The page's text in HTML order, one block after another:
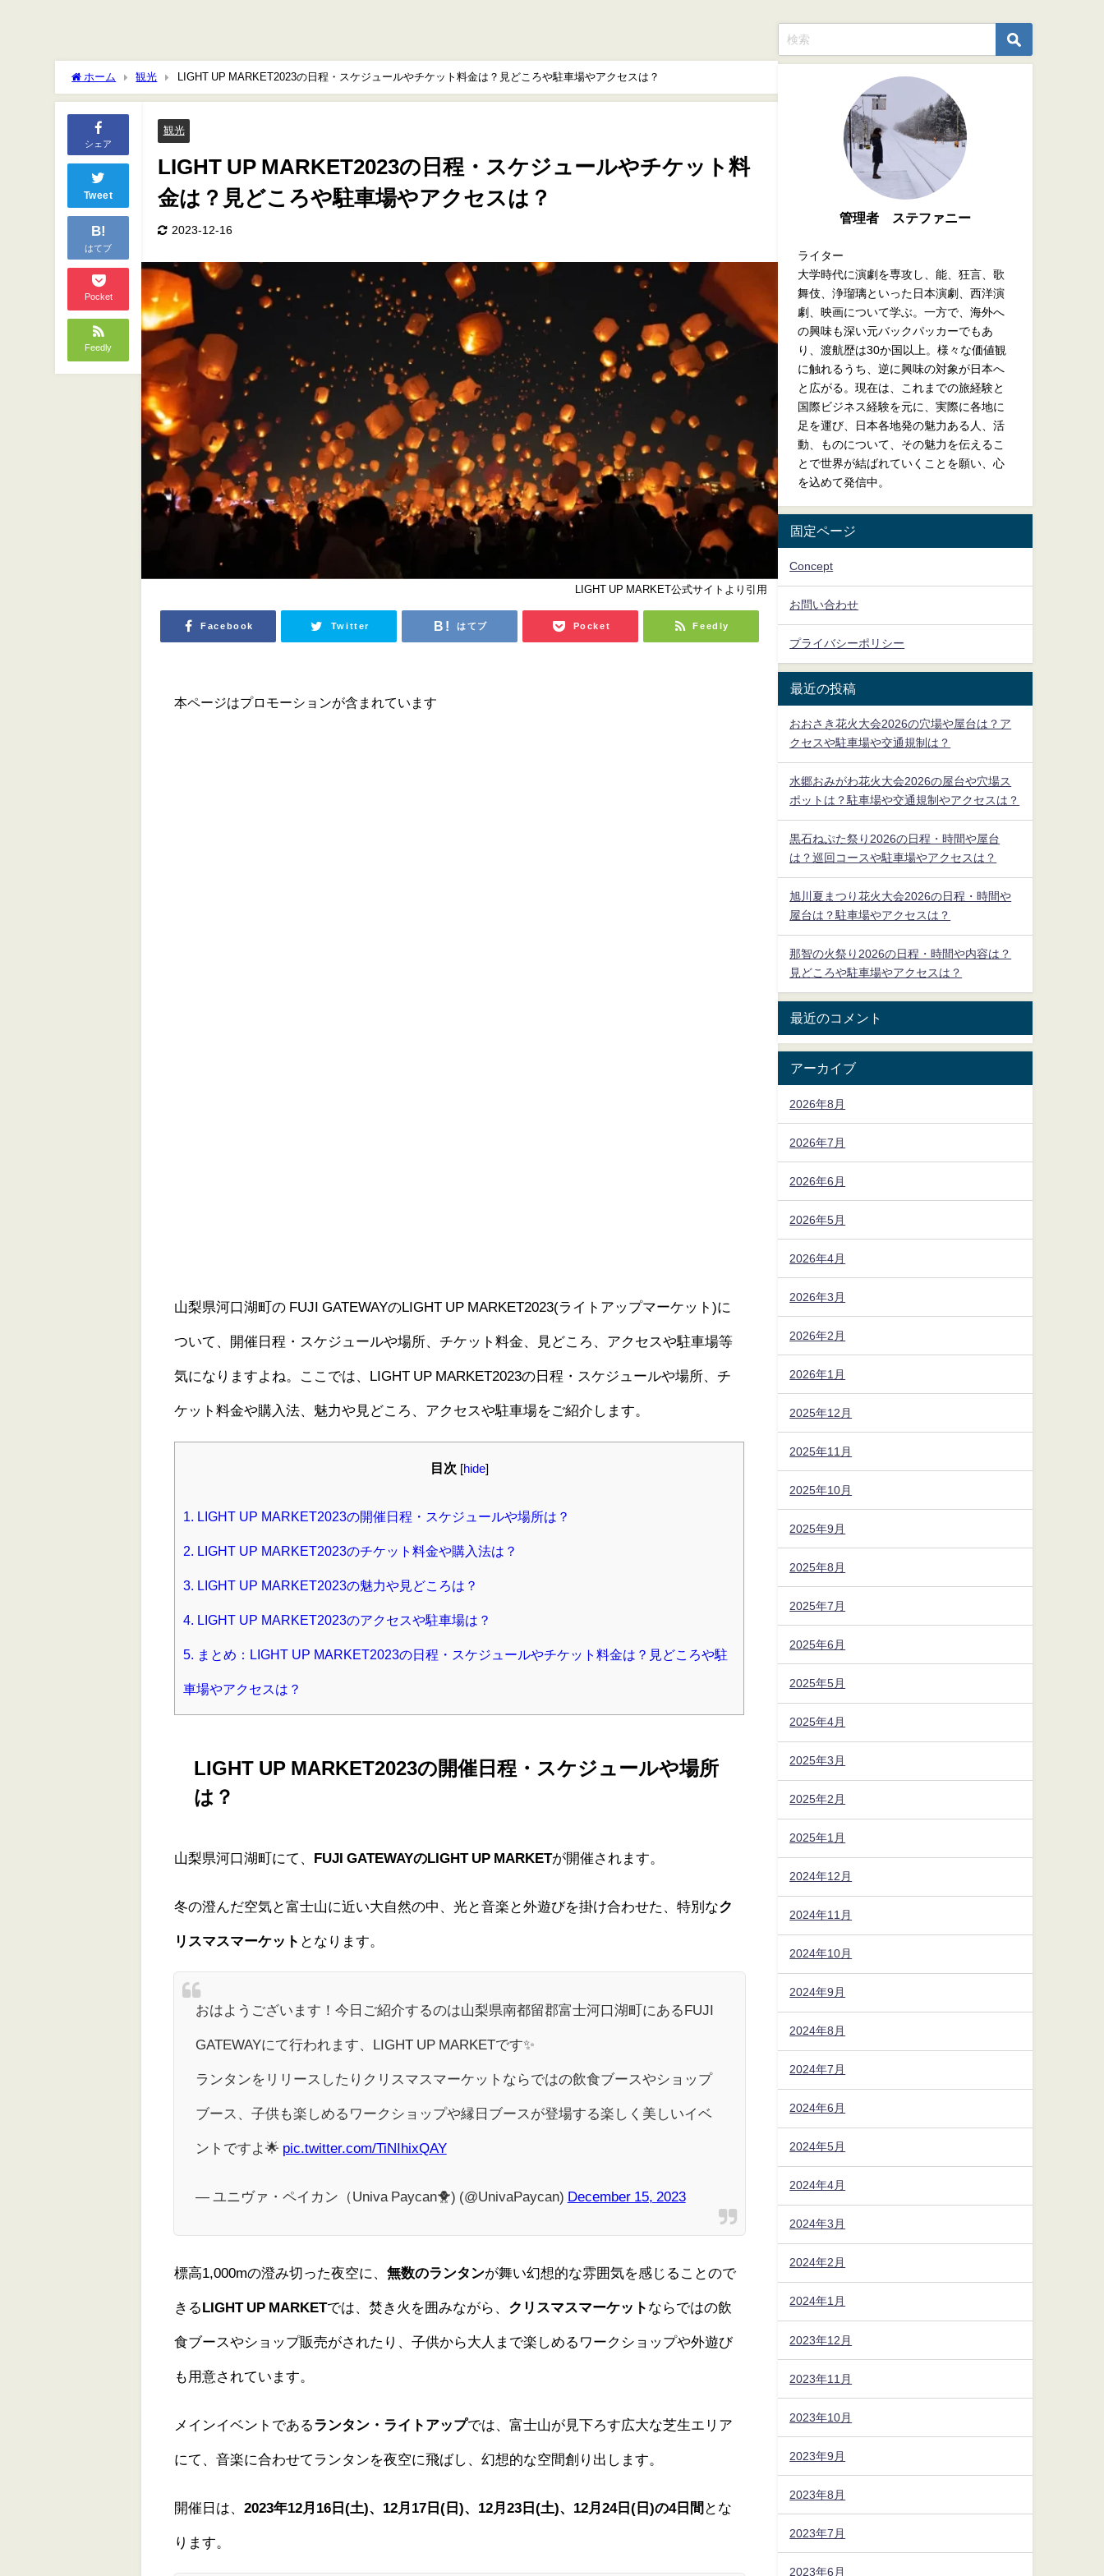
ホーム 観光 LIGHT UP MARKET2023の日程・スケジュールやチケット料金は？見どころや駐車場やアクセスは？
シェア
Tweet
B!
はてブ
Pocket
Feedly
観光
LIGHT UP MARKET2023の日程・スケジュールやチケット料
金は？見どころや駐車場やアクセスは？
2023-12-16
LIGHT UP MARKET公式サイトより引用
Facebook Twitter はてブ Pocket Feedly
本ページはプロモーションが含まれています
山梨県河口湖町の FUJI GATEWAYのLIGHT UP MARKET2023(ライトアップマーケット)に
ついて、開催日程・スケジュールや場所、チケット料金、見どころ、アクセスや駐車場等
気になりますよね。ここでは、LIGHT UP MARKET2023の日程・スケジュールや場所、チ
ケット料金や購入法、魅力や見どころ、アクセスや駐車場をご紹介します。
目次 [hide]
1. LIGHT UP MARKET2023の開催日程・スケジュールや場所は？
2. LIGHT UP MARKET2023のチケット料金や購入法は？
3. LIGHT UP MARKET2023の魅力や見どころは？
4. LIGHT UP MARKET2023のアクセスや駐車場は？
5. まとめ：LIGHT UP MARKET2023の日程・スケジュールやチケット料金は？見どころや駐
車場やアクセスは？
LIGHT UP MARKET2023の開催日程・スケジュールや場所
は？
山梨県河口湖町にて、 FUJI GATEWAYのLIGHT UP MARKETが開催されます。
冬の澄んだ空気と富士山に近い大自然の中、光と音楽と外遊びを掛け合わせた、特別なク
リスマスマーケット となります。
おはようございます！今日ご紹介するのは山梨県南都留郡富士河口湖町にあるFUJI
GATEWAYにて行われます、LIGHT UP MARKETです✨
ランタンをリリースしたりクリスマスマーケットならではの飲食ブースやショップ
ブース、子供も楽しめるワークショップや縁日ブースが登場する楽しく美しいイベ
ントですよ🌟 pic.twitter.com/TiNIhixQAY
— ユニヴァ・ペイカン（Univa Paycan🐥) (@UnivaPaycan) December 15, 2023
標高1,000mの澄み切った夜空に、無数のランタンが舞い幻想的な雰囲気を感じることので
きるLIGHT UP MARKETでは、焚き火を囲みながら、 クリスマスマーケット ならではの飲
食ブースやショップ販売がされたり、子供から大人まで楽しめるワークショップや外遊び
も用意されています。
メインイベントであるランタン・ライトアップでは、富士山が見下ろす広大な芝生エリア
にて、音楽に合わせてランタンを夜空に飛ばし、幻想的な空間創り出します。
開催日は、2023年12月16日(土)、12月17日(日)、12月23日(土)、12月24日(日)の4日間 とな
ります。
管理者 ステファニー
ライター
大学時代に演劇を専攻し、能、狂言、歌
舞伎、浄瑠璃といった日本演劇、西洋演
劇、映画について学ぶ。一方で、海外へ
の興味も深い元バックパッカーでもあ
り、渡航歴は30か国以上。様々な価値観
に触れるうち、逆に興味の対象が日本へ
と広がる。現在は、これまでの旅経験と
国際ビジネス経験を元に、実際に各地に
足を運び、日本各地発の魅力ある人、活
動、ものについて、その魅力を伝えるこ
とで世界が結ばれていくことを願い、心
を込めて発信中。
固定ページ
Concept
お問い合わせ
プライバシーポリシー
最近の投稿
おおさき花火大会2026の穴場や屋台は？ア
クセスや駐車場や交通規制は？
水郷おみがわ花火大会2026の屋台や穴場ス
ポットは？駐車場や交通規制やアクセスは？
黒石ねぷた祭り2026の日程・時間や屋台
は？巡回コースや駐車場やアクセスは？
旭川夏まつり花火大会2026の日程・時間や
屋台は？駐車場やアクセスは？
那智の火祭り2026の日程・時間や内容は？
見どころや駐車場やアクセスは？
最近のコメント
アーカイブ
2026年8月
2026年7月
2026年6月
2026年5月
2026年4月
2026年3月
2026年2月
2026年1月
2025年12月
2025年11月
2025年10月
2025年9月
2025年8月
2025年7月
2025年6月
2025年5月
2025年4月
2025年3月
2025年2月
2025年1月
2024年12月
2024年11月
2024年10月
2024年9月
2024年8月
2024年7月
2024年6月
2024年5月
2024年4月
2024年3月
2024年2月
2024年1月
2023年12月
2023年11月
2023年10月
2023年9月
2023年8月
2023年7月
2023年6月